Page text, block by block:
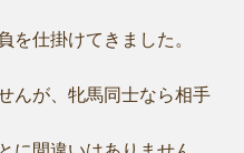
を仕掛けてきました。
んが、牝馬同士なら相手